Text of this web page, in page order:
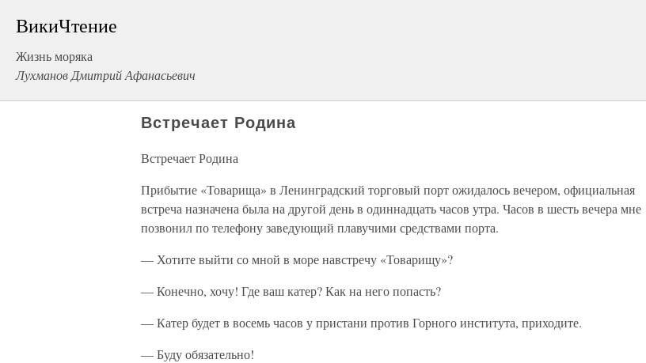
ВикиЧтение
Жизнь моряка
Лухманов Дмитрий Афанасьевич
Встречает Родина
Встречает Родина
Прибытие «Товарища» в Ленинградский торговый порт ожидалось вечером, официальная
встреча назначена была на другой день в одиннадцать часов утра. Часов в шесть вечера мне
позвонил по телефону заведующий плавучими средствами порта.
— Хотите выйти со мной в море навстречу «Товарищу»?
— Конечно, хочу! Где ваш катер? Как на него попасть?
— Катер будет в восемь часов у пристани против Горного института, приходите.
— Буду обязательно!